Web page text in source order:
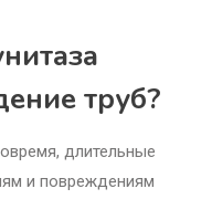
труб?
длительные
и повреждениям